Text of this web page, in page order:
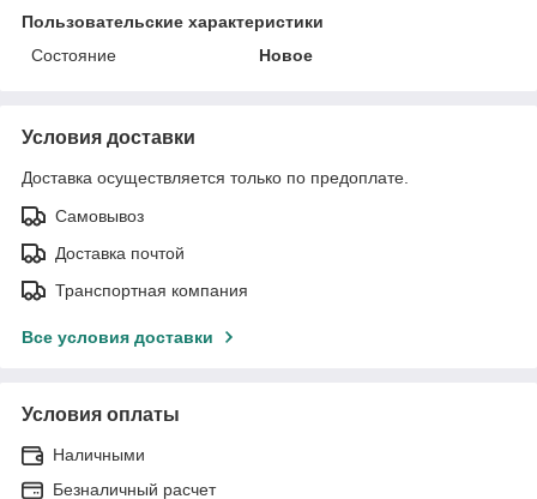
Пользовательские характеристики
Состояние
Новое
Условия доставки
Доставка осуществляется только по предоплате.
Самовывоз
Доставка почтой
Транспортная компания
Все условия доставки
Условия оплаты
Наличными
Безналичный расчет